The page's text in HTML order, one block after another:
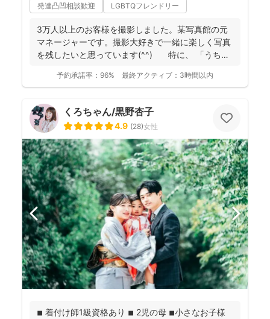
発達凸凹相談歓迎 LGBTQフレンドリー
3万人以上のお客様を撮影しました。某写真館の元
マネージャーです。撮影大好きで一緒に楽しく写真
を残したいと思っています(^^) 特に、 「うち
予約承諾率： 96% 最終アクティブ： 3時間以内
くろちゃん/黒野杏子
4.9 (28)女性
◾︎ 着付け師1級資格あり ◾︎ 2児の母 ◾︎小さなお子様